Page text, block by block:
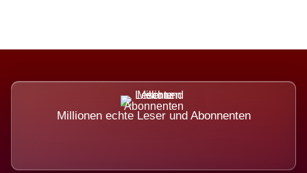
Millionen echte Leser und Abonnenten